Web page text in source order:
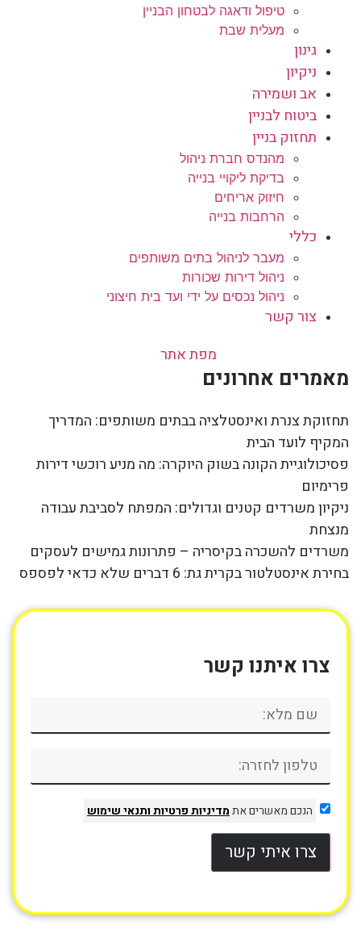
טיפול ודאגה לבטחון הבניין
מעלית שבת
גינון
ניקיון
אב ושמירה
ביטוח לבניין
תחזוק בניין
מהנדס חברת ניהול
בדיקת ליקויי בנייה
חיזוק אריחים
הרחבות בנייה
כללי
מעבר לניהול בתים משותפים
ניהול דירות שכורות
ניהול נכסים על ידי ועד בית חיצוני
צור קשר
מפת אתר
מאמרים אחרונים
תחזוקת צנרת ואינסטלציה בבתים משותפים: המדריך
המקיף לועד הבית
פסיכולוגיית הקונה בשוק היוקרה: מה מניע רוכשי דירות
פרימיום
ניקיון משרדים קטנים וגדולים: המפתח לסביבת עבודה
מנצחת
משרדים להשכרה בקיסריה – פתרונות גמישים לעסקים
בחירת אינסטלטור בקרית גת: 6 דברים שלא כדאי לפספס
צרו איתנו קשר
הנכם מאשרים אתמדיניות פרטיותותנאי שימוש
צרו איתי קשר